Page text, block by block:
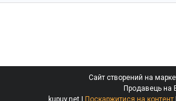
Сайт створений на
Продавець на
kupuy.net | Поскаржитися на контент |